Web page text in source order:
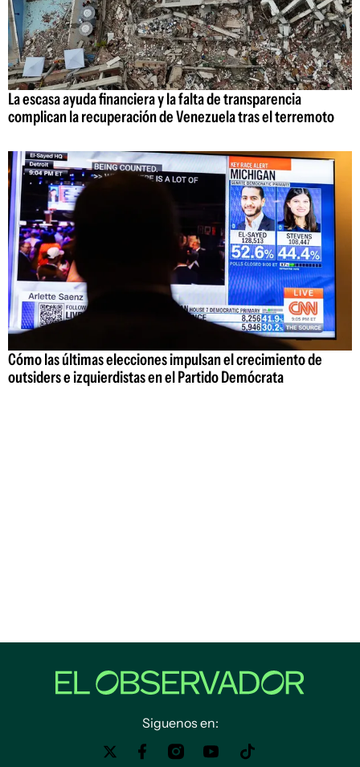
La escasa ayuda financiera y la falta de transparencia
complican la recuperación de Venezuela tras el terremoto
Cómo las últimas elecciones impulsan el crecimiento de
outsiders e izquierdistas en el Partido Demócrata
Siguenos en: